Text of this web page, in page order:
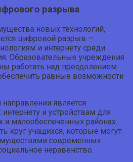
разрыва
новых технологий,
цифровой разрыв —
и интернету среди
Образовательные учреждения
работать над преодолением
равные возможности
является
и устройствам для
и малообеспеченных районах.
круг учащихся, которые могут
современных
неравенство.